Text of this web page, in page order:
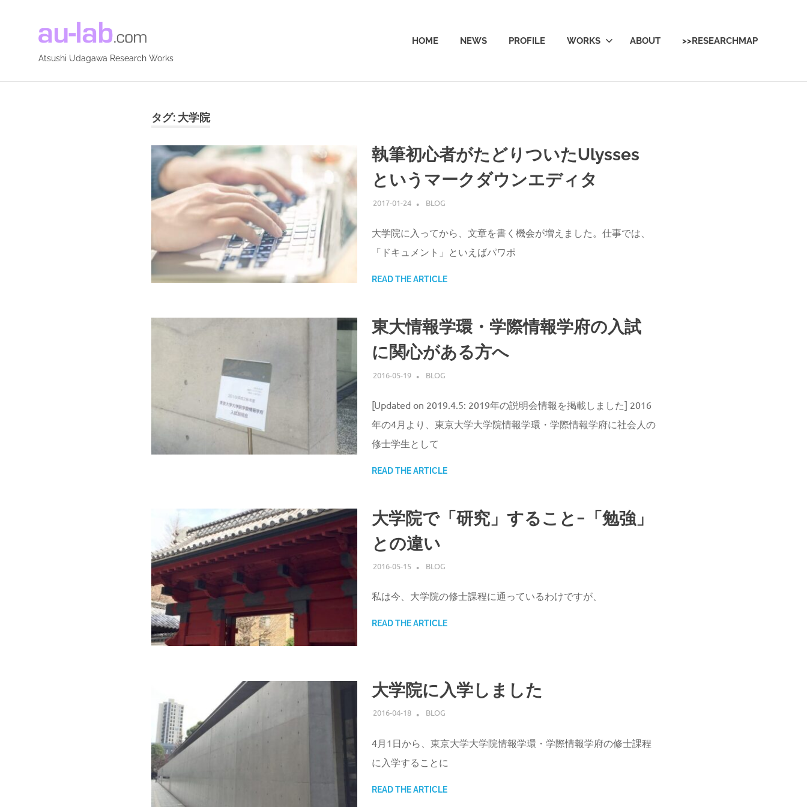
Udagawa
Works
Atsushi Udagawa Research Works
HOME NEWS PROFILE WORKS ABOUT >>RESEARCHMAP
タグ: 大学院
執筆初心者がたどりついたUlysses
というマークダウンエディタ
2017-01-24 ATSUSHI UDAGAWA
BLOG
大学院に入ってから、文章を書く機会が増えました。仕事では、
「ドキュメント」といえばパワポ
READ THE ARTICLE
東大情報学環・学際情報学府の入試
に関心がある方へ
2016-05-19 ATSUSHI UDAGAWA
BLOG
[Updated on 2019.4.5: 2019年の説明会情報を掲載しました] 2016
年の4月より、東京大学大学院情報学環・学際情報学府に社会人の
修士学生として
READ THE ARTICLE
大学院で「研究」すること−「勉強」
との違い
2016-05-15 ATSUSHI UDAGAWA
BLOG
私は今、大学院の修士課程に通っているわけですが、
READ THE ARTICLE
大学院に入学しました
2016-04-18 ATSUSHI UDAGAWA
BLOG
4月1日から、東京大学大学院情報学環・学際情報学府の修士課程
に入学することに
READ THE ARTICLE